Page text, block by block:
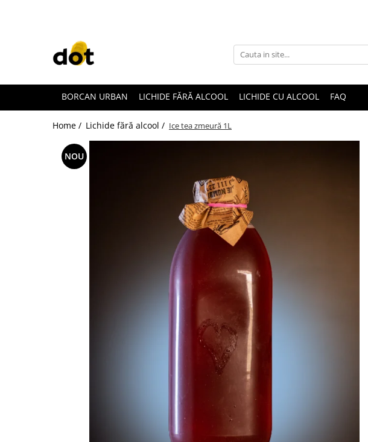
BORCAN URBAN LICHIDE FĂRĂ ALCOOL LICHIDE CU ALCOOL FAQ
Home / Lichide fără alcool / Ice tea zmeură 1L
NOU